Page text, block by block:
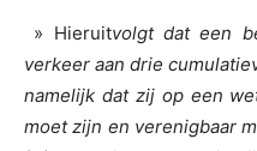
» Hieruitvolgt dat een
verkeer aan drie
namelijk dat zij op een
moet zijn en verenigbaar